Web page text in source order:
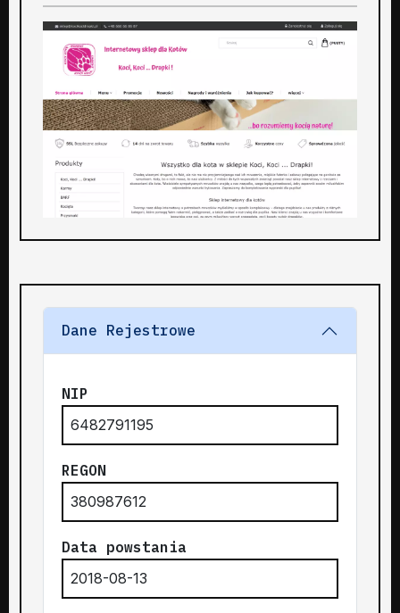
Dane Rejestrowe
NIP
6482791195
REGON
380987612
Data powstania
2018-08-13